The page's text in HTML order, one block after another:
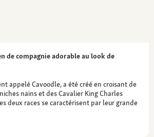
de compagnie adorable au look de
appelé Cavoodle, a été créé en croisant de
nains et des Cavalier King Charles
deux races se caractérisent par leur grande